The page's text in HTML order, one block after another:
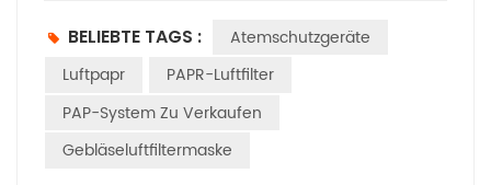
Schutzbrillen), Rumpfschutz (z. B. Schutzkleidung)
und Atemschutz (z. B. Gesichtsmasken). Sein
Hauptzweck ist die „gezielte Gefahrenminderung“ und
nicht der Ersatz von
Sicherheitsmanagementmaßnahmen.​
BELIEBTE TAGS :
Atemschutzgeräte
Luftpapr
PAPR-Luftfilter
PAP-System Zu Verkaufen
Gebläseluftfiltermaske